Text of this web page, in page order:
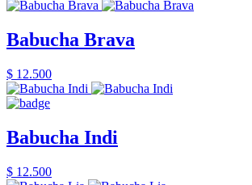
Babucha Brava
$ 12.500
Babucha Indi
$ 12.500